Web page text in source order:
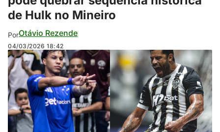
de Hulk no Mineiro
PorOtávio Rezende
04/03/2026 18:42